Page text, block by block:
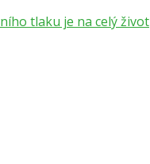
tlaku je na celý život